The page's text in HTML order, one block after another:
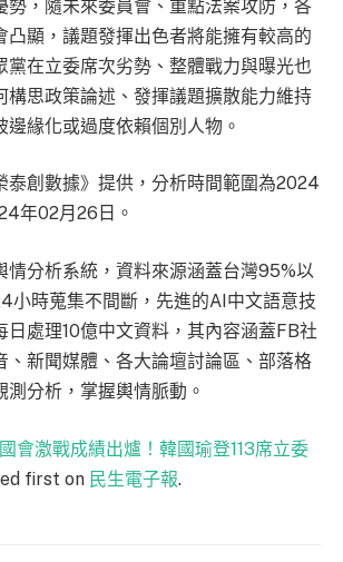
勢，隨未來委員會、重點法案攻防，各
凸顯，議題發揮出色者將能擁有較高的
黨在立委席次劣勢、整體戰力與曝光也
構思政策論述、發揮議題擴散能力維持
邊緣化或過度依賴個別人物。
泰創數據》提供，分析時間範圍為2024
年02月26日。
情分析系統，資料來源涵蓋台灣95%以
小時蒐集不間斷，先進的AI中文語意技
日處理10億中文資料，其內容涵蓋FB社
、新聞媒體、各大論壇討論區、部落格
分析，掌握輿情脈動。
會激戰成績出爐！韓國瑜登113席立委
first on 民生電子報.